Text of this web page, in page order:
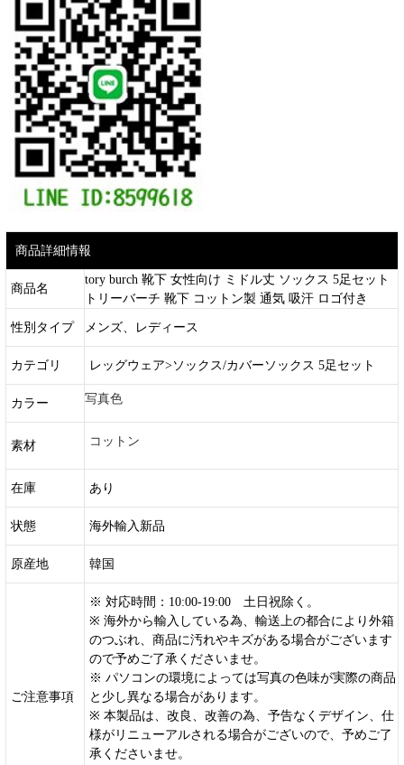
商品詳細情報
商品名
tory burch 靴下 女性向け ミドル丈 ソックス 5足セット
トリーバーチ 靴下 コットン製 通気 吸汗 ロゴ付き
性別タイプ メンズ、レディース
カテゴリ レッグウェア>ソックス/カバーソックス 5足セット
カラー 写真色
素材 コットン
在庫 あり
状態 海外輸入新品
原産地 韓国
ご注意事項
※ 対応時間：10:00-19:00 土日祝除く。
※ 海外から輸入している為、輸送上の都合により外箱
のつぶれ、商品に汚れやキズがある場合がございます
ので予めご了承くださいませ。
※ パソコンの環境によっては写真の色味が実際の商品
と少し異なる場合があります。
※ 本製品は、改良、改善の為、予告なくデザイン、仕
様がリニューアルされる場合がございので、予めご了
承くださいませ。